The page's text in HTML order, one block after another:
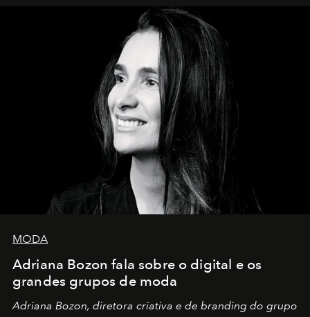
MODA
Adriana Bozon fala sobre o digital e os
grandes grupos de moda
Adriana Bozon, diretora criativa e de branding do grupo